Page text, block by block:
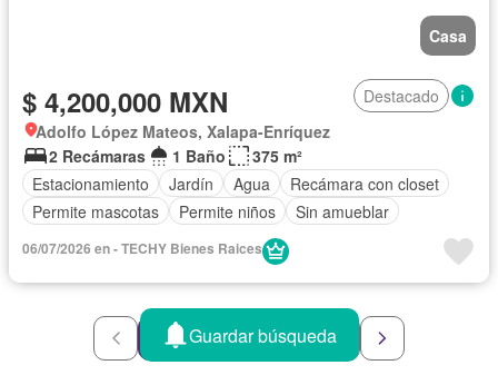
Casa
$ 4,200,000 MXN
Destacado
Adolfo López Mateos, Xalapa-Enríquez
2 Recámaras
1 Baño
375 m²
Estacionamiento
Jardín Agua
Recámara con closet
Permite mascotas
Permite niños Sin amueblar
06/07/2026 en - TECHY Bienes Raices
2 3 4 5
Guardar búsqueda